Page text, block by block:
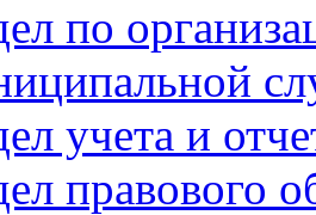
по
учета и
правового